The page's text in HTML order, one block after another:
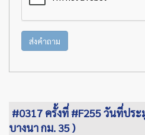
ส่งคำถาม
#0317 ครั้งที่ #F255 วันที่ปร
บางนา กม. 35 )